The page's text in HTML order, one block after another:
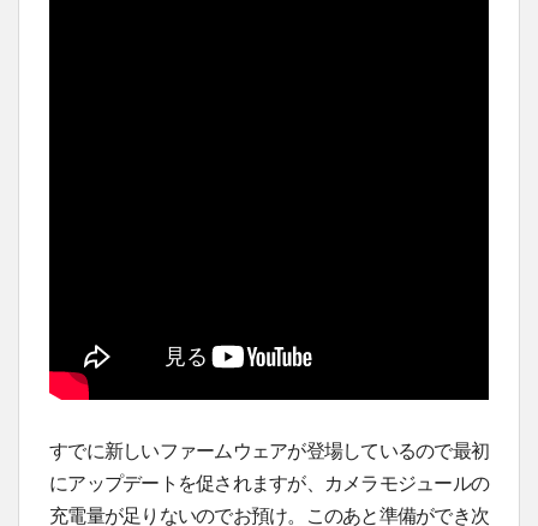
すでに新しいファームウェアが登場しているので最初
にアップデートを促されますが、カメラモジュールの
充電量が足りないのでお預け。このあと準備ができ次